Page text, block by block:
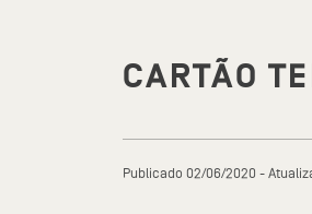
CARTÃO
Publicado 02/06/2020 -